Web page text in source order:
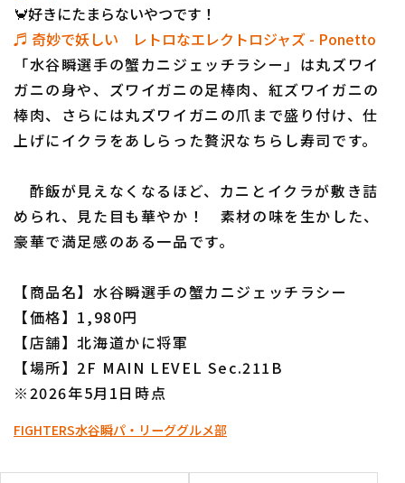
オリックス・バファローズ
福岡ソフトバンクホークス
利用規約
運営会社（別ウィンドウで開く）
特定商取引法の表示
🦀好きにたまらないやつです！
♬ 奇妙で妖しい レトロなエレクトロジャズ - Ponetto
「水谷瞬選手の蟹カニジェッチラシー」は丸ズワイ
ガニの身や、ズワイガニの足棒肉、紅ズワイガニの
棒肉、さらには丸ズワイガニの爪まで盛り付け、仕
上げにイクラをあしらった贅沢なちらし寿司です。
酢飯が見えなくなるほど、カニとイクラが敷き詰
められ、見た目も華やか！ 素材の味を生かした、
豪華で満足感のある一品です。
【商品名】水谷瞬選手の蟹カニジェッチラシー
【価格】1,980円
【店舗】北海道かに将軍
【場所】2F MAIN LEVEL Sec.211B
※2026年5月1日時点
FIGHTERS水谷瞬パ・リーググルメ部